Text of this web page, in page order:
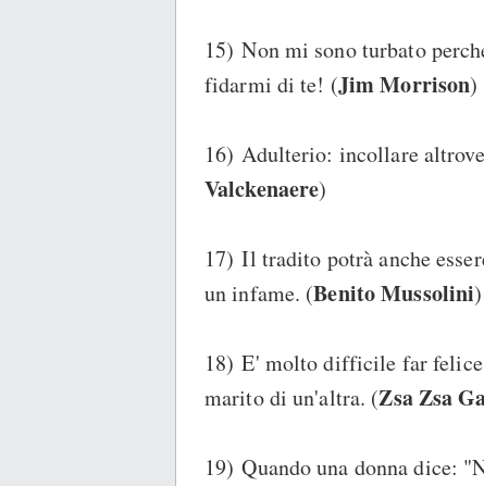
15) Non mi sono turbato
fidarmi di te! (Jim Morrison)
16) Adulterio: incollare
Valckenaere)
17) Il tradito potrà anche
un infame. (Benito Mussolini)
18) E' molto difficile far
marito di un'altra. (Zsa Zsa
19) Quando una donna dice: